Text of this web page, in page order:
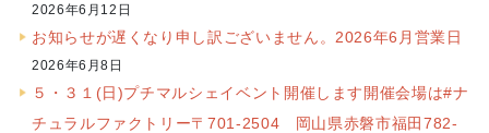
2026年6月12日
お知らせが遅くなり申し訳ございません。2026年6月営業日
2026年6月8日
５・３１(日)プチマルシェイベント開催します開催会場は#ナ
チュラルファクトリー〒701-2504 岡山県赤磐市福田782-